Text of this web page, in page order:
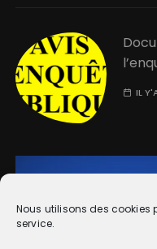
Nous utilisons des cookies
service.
IL